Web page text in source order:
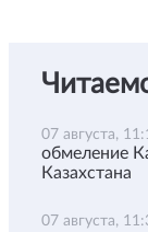
07 августа,
обмеление
Казахстана
07 августа,